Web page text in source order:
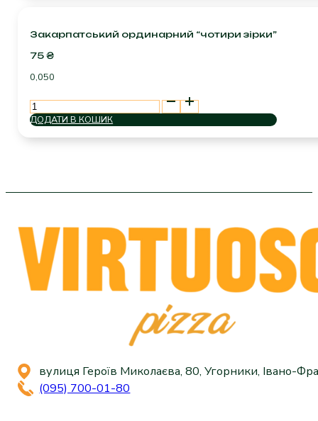
Закарпатський ординарний “чотири зірки”
75₴
0,050
Закарпатський
ординарний
"чотири
зірки"
ДОДАТИ В КОШИК
вулиця Героїв Миколаєва, 80, Угорники, Івано-
(095) 700-01-80